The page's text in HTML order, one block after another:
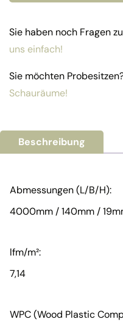
Sie haben noch Fragen
uns einfach!
Sie möchten
Schauräume!
Beschreibung
Abmessungen (L/B/H):
4000mm / 140mm /
lfm/m²:
7,14
WPC (Wood Plastic